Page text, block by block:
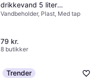
drikkevand 5 liter
sammenklappelig
Vandbeholder, Plast, Med tap
79 kr.
8 butikker
Trender